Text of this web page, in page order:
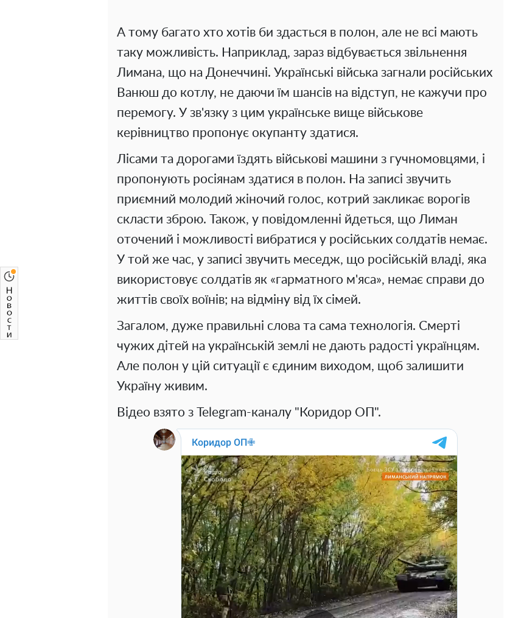
А тому багато хто хотів би здасться в полон, але не всі мають
таку можливість. Наприклад, зараз відбувається звільнення
Лимана, що на Донеччині. Українські війська загнали російських
Ванюш до котлу, не даючи їм шансів на відступ, не кажучи про
перемогу. У зв'язку з цим українське вище військове
керівництво пропонує окупанту здатися.
Лісами та дорогами їздять військові машини з гучномовцями, і
пропонують росіянам здатися в полон. На записі звучить
приємний молодий жіночий голос, котрий закликає ворогів
скласти зброю. Також, у повідомленні йдеться, що Лиман
оточений і можливості вибратися у російських солдатів немає.
У той же час, у записі звучить меседж, що російській владі, яка
використовує солдатів як «гарматного м'яса», немає справи до
життів своїх воїнів; на відміну від їх сімей.
Загалом, дуже правильні слова та сама технологія. Смерті
чужих дітей на українській землі не дають радості українцям.
Але полон у цій ситуації є єдиним виходом, щоб залишити
Україну живим.
Відео взято з Telegram-каналу "Коридор ОП".